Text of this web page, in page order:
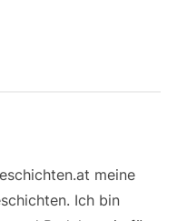
meine
Ich bin